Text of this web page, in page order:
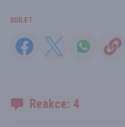
SDÍLET
Reakce: 4